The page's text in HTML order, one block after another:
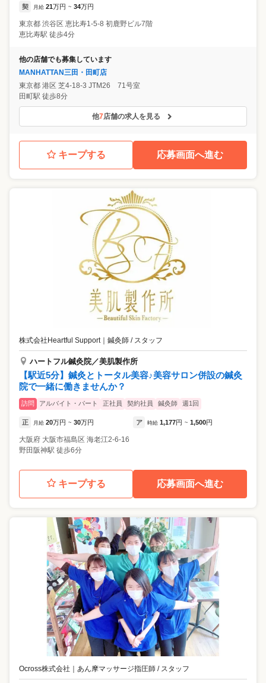
契 月給 21万円 ~ 34万円
東京都 渋谷区 恵比寿1-5-8 初鹿野ビル7階
恵比寿駅 徒歩4分
他の店舗でも募集しています
MANHATTAN三田・田町店
東京都 港区 芝4-18-3 JTM26 71号室
田町駅 徒歩8分
他7店舗の求人を見る
キープする 応募画面へ進む
株式会社Heartful Support｜ 鍼灸師 / スタッフ
ハートフル鍼灸院／美肌製作所
【駅近5分】鍼灸とトータル美容♪美容サロン併設の鍼灸
院で一緒に働きませんか？
訪問 アルバイト・パート 正社員 契約社員 鍼灸師 週1回
正 月給 20万円 ~ 30万円 ア 時給 1,177円 ~ 1,500円
大阪府 大阪市福島区 海老江2-6-16
野田阪神駅 徒歩6分
キープする 応募画面へ進む
Ocross株式会社 ｜ あん摩マッサージ指圧師 / スタッフ